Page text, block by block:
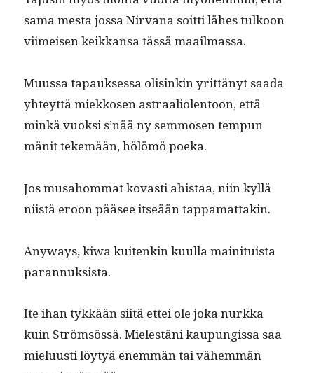
sama mes­ta jos­sa Nir­vana soit­ti läh­es tulkoon
viimeisen keikkansa tässä maailmassa.
Muus­sa tapauk­ses­sa olisinkin yrit­tänyt saa­da
yhteyt­tä miekkosen astraali­o­len­toon, että
minkä vuok­si s’nää ny sem­mosen tem­pun
mänit tekemään, hölömö poeka.
Jos musa­hom­mat kovasti ahis­taa, niin kyl­lä
niistä eroon pääsee itseään tappamattakin.
Any­ways, kiwa kuitenkin kuul­la maini­tu­ista
parannuksista.
Ite ihan tykkään siitä ettei ole joka nurk­ka
kuin Ström­sössä. Mielestäni kaupungis­sa saa
mielu­usti löy­tyä enem­män tai vähem­män